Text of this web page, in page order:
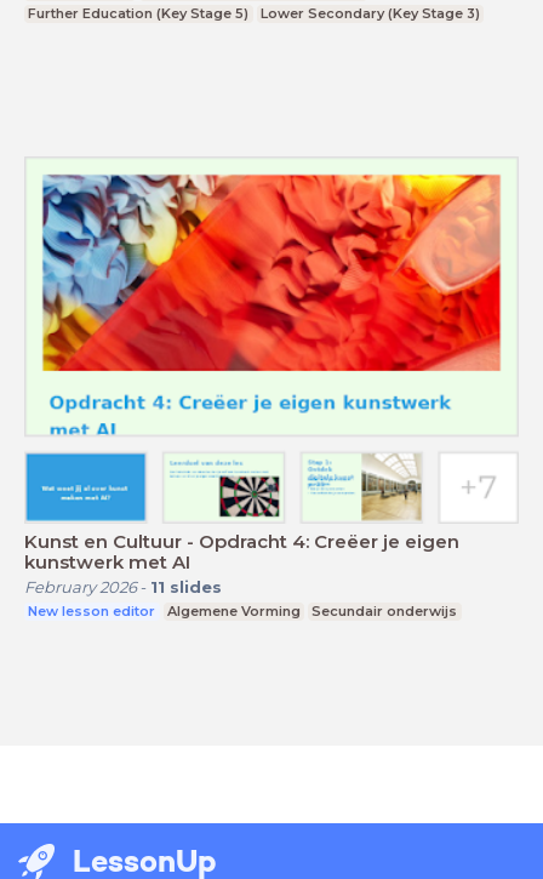
Further Education (Key Stage 5)
Lower Secondary (Key Stage 3)
Kunst en Cultuur - Opdracht 4: Creëer je eigen
kunstwerk met AI
February 2026- 11 slides
New lesson editor Algemene Vorming Secundair onderwijs
LessonUp